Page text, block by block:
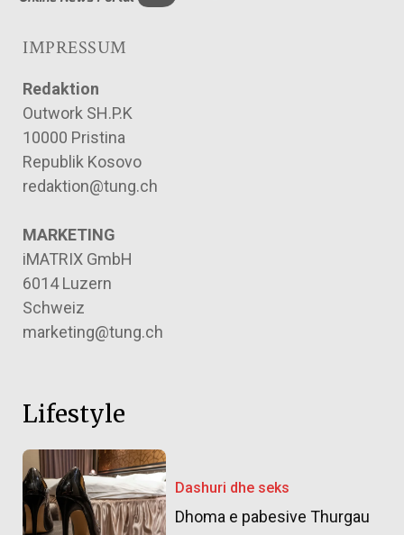
IMPRESSUM
Redaktion
Outwork SH.P.K
10000 Pristina
Republik Kosovo
redaktion@tung.ch
MARKETING
iMATRIX GmbH
6014 Luzern
Schweiz
marketing@tung.ch
Lifestyle
Dashuri dhe seks
Dhoma e pabesive Thurgau